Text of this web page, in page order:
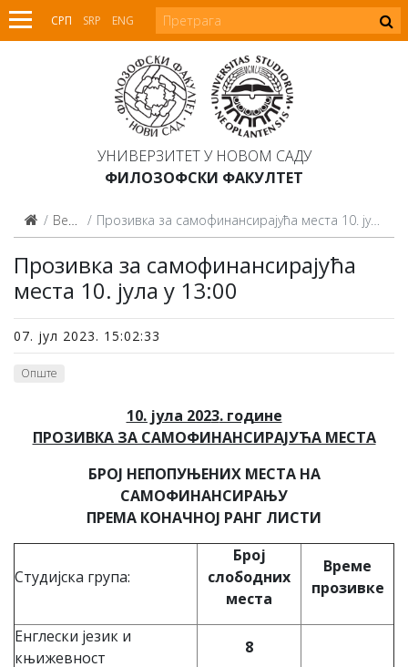
СРП SRP ENG
УНИВЕРЗИТЕТ У НОВОМ САДУ
ФИЛОЗОФСКИ ФАКУЛТЕТ
Вести Прозивка за самофинансирајућа места 10. јула у 13:00
Прозивка за самофинансирајућа
места 10. јула у 13:00
07. јул 2023. 15:02:33
Опште
10. јула 2023. године
ПРОЗИВКА ЗА САМОФИНАНСИРАЈУЋА МЕСТА
БРОЈ НЕПОПУЊЕНИХ МЕСТА НА
САМОФИНАНСИРАЊУ
ПРЕМА КОНАЧНОЈ РАНГ ЛИСТИ
Студијска група:
Број
слободних
места
Време
прозивке
Енглески језик и
књижевност
8